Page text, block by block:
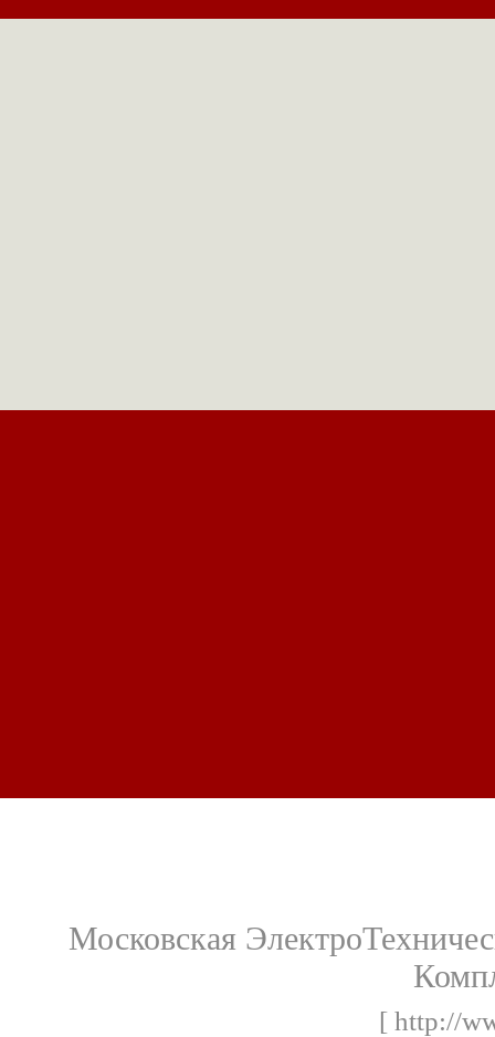
Московская
[ http://